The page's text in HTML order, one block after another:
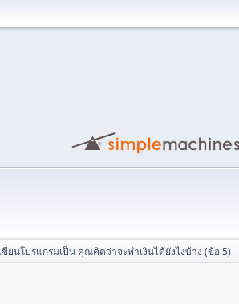
ยนโปรแกรมเป็น คุณคิดว่าจะทำเงินได้ยังไงบ้าง (ข้อ 5)